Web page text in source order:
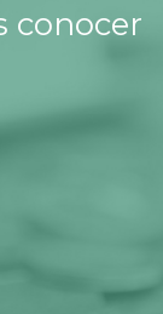
conocer